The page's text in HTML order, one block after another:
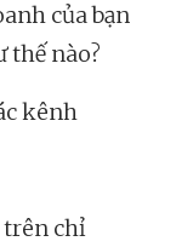
của bạn
thế nào?
kênh
trên chỉ